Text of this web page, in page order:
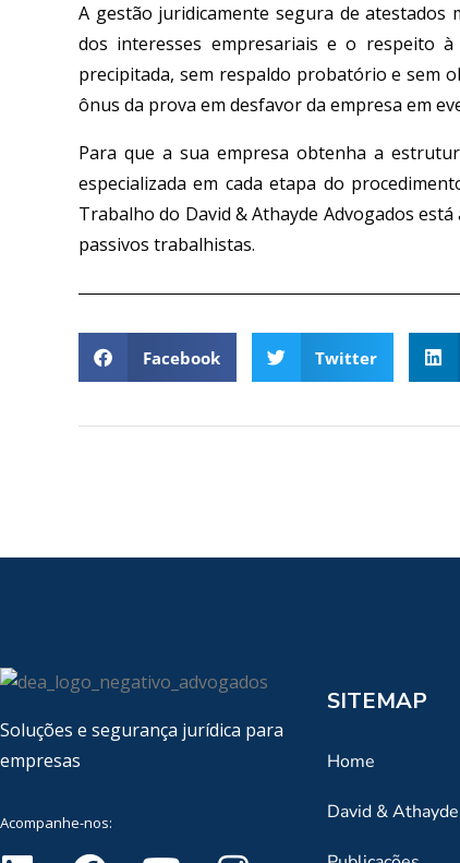
A gestão juridicamente segura de
dos interesses empresariais e o respeito
precipitada, sem respaldo probatório e sem
ônus da prova em desfavor da empresa em
Para que a sua empresa obtenha a
especializada em cada etapa do
Trabalho do David & Athayde Advogados
passivos trabalhistas.
Facebook Twitter
Soluções e segurança jurídica para
empresas
Acompanhe-nos:
SITEMAP
Home
David &